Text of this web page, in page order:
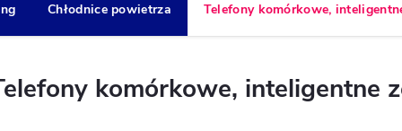
Chłodnice powietrza Telefony komórkowe,
komórkowe, inteligentne